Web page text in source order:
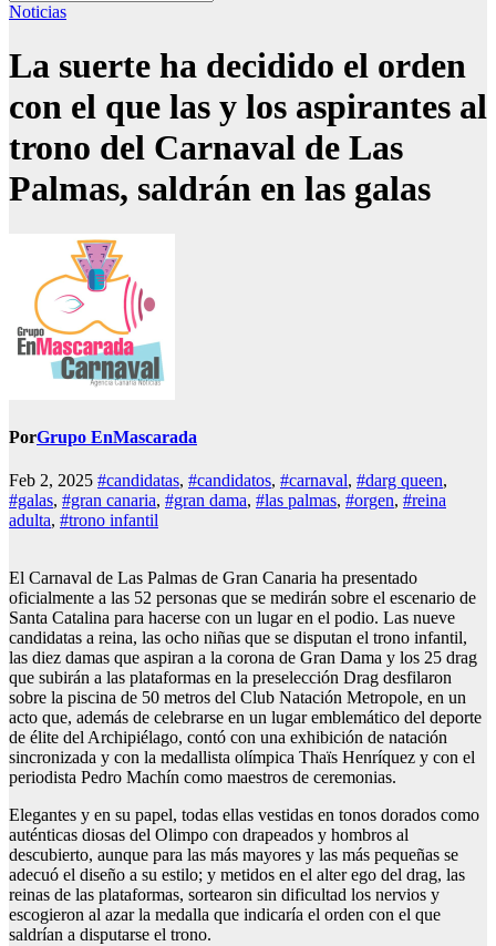
Noticias
La suerte ha decidido el orden
con el que las y los aspirantes al
trono del Carnaval de Las
Palmas, saldrán en las galas
PorGrupo EnMascarada
Feb 2, 2025 #candidatas, #candidatos, #carnaval, #darg queen,
#galas, #gran canaria, #gran dama, #las palmas, #orgen, #reina
adulta, #trono infantil
El Carnaval de Las Palmas de Gran Canaria ha presentado
oficialmente a las 52 personas que se medirán sobre el escenario de
Santa Catalina para hacerse con un lugar en el podio. Las nueve
candidatas a reina, las ocho niñas que se disputan el trono infantil,
las diez damas que aspiran a la corona de Gran Dama y los 25 drag
que subirán a las plataformas en la preselección Drag desfilaron
sobre la piscina de 50 metros del Club Natación Metropole, en un
acto que, además de celebrarse en un lugar emblemático del deporte
de élite del Archipiélago, contó con una exhibición de natación
sincronizada y con la medallista olímpica Thaïs Henríquez y con el
periodista Pedro Machín como maestros de ceremonias.
Elegantes y en su papel, todas ellas vestidas en tonos dorados como
auténticas diosas del Olimpo con drapeados y hombros al
descubierto, aunque para las más mayores y las más pequeñas se
adecuó el diseño a su estilo; y metidos en el alter ego del drag, las
reinas de las plataformas, sortearon sin dificultad los nervios y
escogieron al azar la medalla que indicaría el orden con el que
saldrían a disputarse el trono.